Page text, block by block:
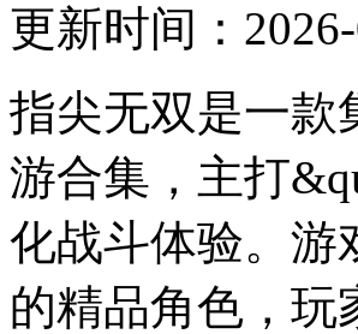
更新时间：
指尖无双是一款
游合集，主打
化战斗体验。游
的精品角色，玩